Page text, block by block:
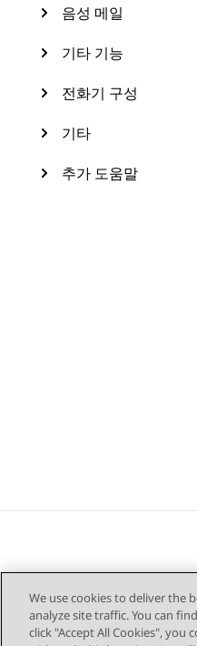
음성 메일
기타 기능
전화기 구성
기타
추가 도움말
We use cookies to deliver the
analyze site traffic. You can
click "Accept All Cookies",